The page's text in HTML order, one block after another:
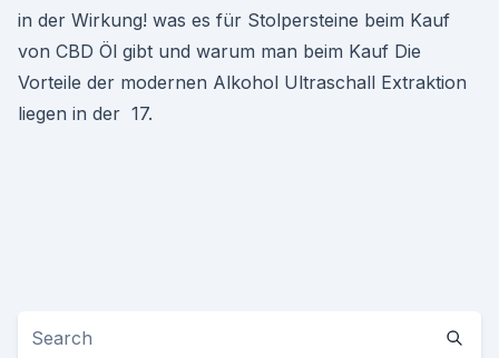
in der Wirkung! was es für Stolpersteine beim Kauf
von CBD Öl gibt und warum man beim Kauf Die
Vorteile der modernen Alkohol Ultraschall Extraktion
liegen in der 17.